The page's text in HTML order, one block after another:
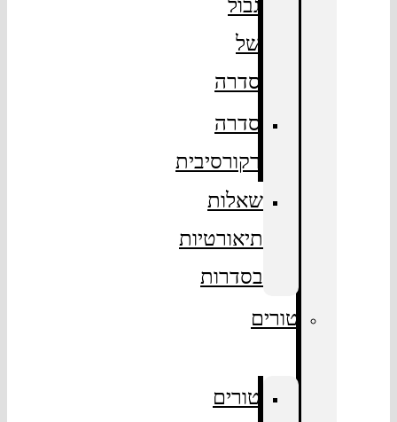
סדרה
סדרה
רקורסיבית
שאלות
תיאורטיות
בסדרות
טורים
טורים